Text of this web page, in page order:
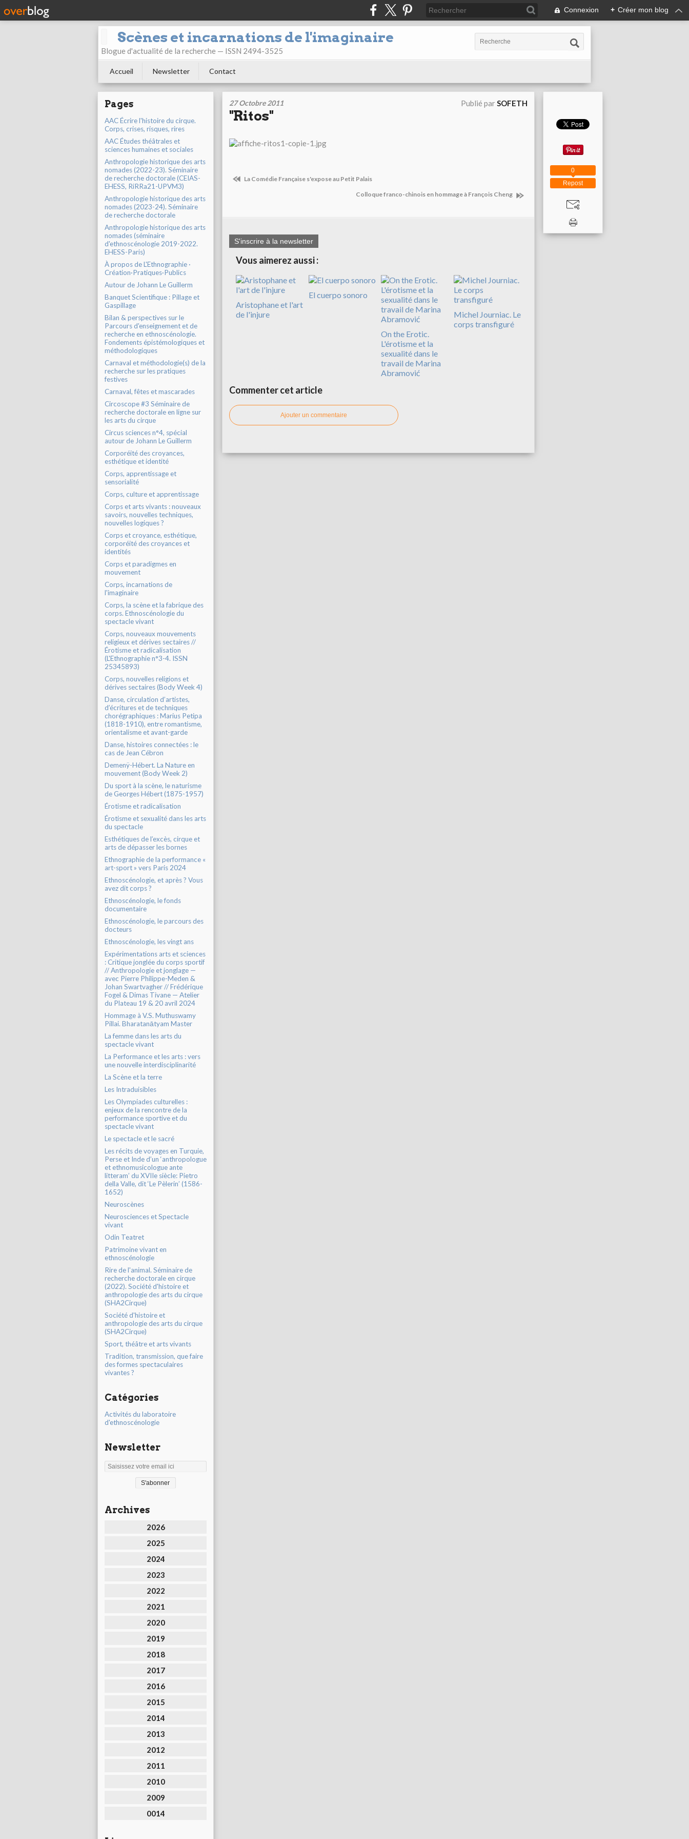
Connexion + Créer mon blog
Scènes et incarnations de l'imaginaire
Blogue d'actualité de la recherche — ISSN 2494-3525
Accueil Newsletter Contact
Pages
AAC Écrire l'histoire du cirque.
Corps, crises, risques, rires
AAC Études théâtrales et
sciences humaines et sociales
Anthropologie historique des arts
nomades (2022-23). Séminaire
de recherche doctorale (CEIAS-
EHESS, RiRRa21-UPVM3)
Anthropologie historique des arts
nomades (2023-24). Séminaire
de recherche doctorale
Anthropologie historique des arts
nomades (séminaire
d'ethnoscénologie 2019-2022.
EHESS-Paris)
À propos de L'Ethnographie ·
Création·Pratiques·Publics
Autour de Johann Le Guillerm
Banquet Scientifique : Pillage et
Gaspillage
Bilan & perspectives sur le
Parcours d'enseignement et de
recherche en ethnoscénologie.
Fondements épistémologiques et
méthodologiques
Carnaval et méthodologie(s) de la
recherche sur les pratiques
festives
Carnaval, fêtes et mascarades
Circoscope #3 Séminaire de
recherche doctorale en ligne sur
les arts du cirque
Circus sciences n°4, spécial
autour de Johann Le Guillerm
Corporéité des croyances,
esthétique et identité
Corps, apprentissage et
sensorialité
Corps, culture et apprentissage
Corps et arts vivants : nouveaux
savoirs, nouvelles techniques,
nouvelles logiques ?
Corps et croyance, esthétique,
corporéité des croyances et
identités
Corps et paradigmes en
mouvement
Corps, incarnations de
l'imaginaire
Corps, la scène et la fabrique des
corps. Ethnoscénologie du
spectacle vivant
Corps, nouveaux mouvements
religieux et dérives sectaires //
Érotisme et radicalisation
(L'Ethnographie n°3-4. ISSN
25345893)
Corps, nouvelles religions et
dérives sectaires (Body Week 4)
Danse, circulation d’artistes,
d’écritures et de techniques
chorégraphiques : Marius Petipa
(1818-1910), entre romantisme,
orientalisme et avant-garde
Danse, histoires connectées : le
cas de Jean Cébron
Demenÿ-Hébert. La Nature en
mouvement (Body Week 2)
Du sport à la scène, le naturisme
de Georges Hébert (1875-1957)
Érotisme et radicalisation
Érotisme et sexualité dans les arts
du spectacle
Esthétiques de l’excès, cirque et
arts de dépasser les bornes
Ethnographie de la performance «
art-sport » vers Paris 2024
Ethnoscénologie, et après ? Vous
avez dit corps ?
Ethnoscénologie, le fonds
documentaire
Ethnoscénologie, le parcours des
docteurs
Ethnoscénologie, les vingt ans
Expérimentations arts et sciences
: Critique jonglée du corps sportif
// Anthropologie et jonglage —
avec Pierre Philippe-Meden &
Johan Swartvagher // Frédérique
Fogel & Dimas Tivane — Atelier
du Plateau 19 & 20 avril 2024
Hommage à V.S. Muthuswamy
Pillai. Bharatanātyam Master
La femme dans les arts du
spectacle vivant
La Performance et les arts : vers
une nouvelle interdisciplinarité
La Scène et la terre
Les Intraduisibles
Les Olympiades culturelles :
enjeux de la rencontre de la
performance sportive et du
spectacle vivant
Le spectacle et le sacré
Les récits de voyages en Turquie,
Perse et Inde d’un ‘anthropologue
et ethnomusicologue ante
litteram’ du XVIIe siècle: Pietro
della Valle, dit ‘Le Pèlerin’ (1586-
1652)
Neuroscènes
Neurosciences et Spectacle
vivant
Odin Teatret
Patrimoine vivant en
ethnoscénologie
Rire de l'animal. Séminaire de
recherche doctorale en cirque
(2022). Société d'histoire et
anthropologie des arts du cirque
(SHA2Cirque)
Société d'histoire et
anthropologie des arts du cirque
(SHA2Cirque)
Sport, théâtre et arts vivants
Tradition, transmission, que faire
des formes spectaculaires
vivantes ?
Catégories
Activités du laboratoire
d'ethnoscénologie
Newsletter
Archives
2026
2025
2024
2023
2022
2021
2020
2019
2018
2017
2016
2015
2014
2013
2012
2011
2010
2009
0014
27 Octobre 2011 Publié parSOFETH
"Ritos"
La Comédie Française s'expose au Petit Palais
Colloque franco-chinois en hommage à François Cheng
S'inscrire à la newsletter
Vous aimerez aussi :
Aristophane et l'art
de l'injure
El cuerpo sonoro
On the Erotic.
L'érotisme et la
sexualité dans le
travail de Marina
Abramović
Michel Journiac. Le
corps transfiguré
Commenter cet article
Ajouter un commentaire
Repost
0